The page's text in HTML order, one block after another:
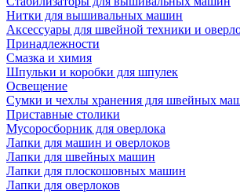
Нитки для вышивальных машин
Аксессуары для швейной техники и
Принадлежности
Смазка и химия
Шпульки и коробки для шпулек
Освещение
Сумки и чехлы хранения для швейных
Приставные столики
Мусоросборник для оверлока
Лапки для машин и оверлоков
Лапки для швейных машин
Лапки для плоскошовных машин
Лапки для оверлоков